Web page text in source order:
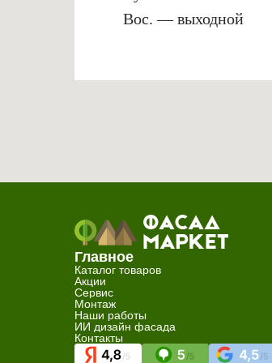
Вос. — выходной
Главное
Каталог товаров
Акции
Сервис
Монтаж
Наши работы
ИИ дизайн фасада
Контакты